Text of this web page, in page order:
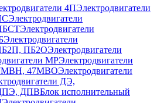
4ПЭлектродвигатели
Электродвигатели
Электродвигатели
Электродвигатели
ПБ2ОЭлектродвигатели
МРЭлектродвигатели
47МВОЭлектродвигатели
ДЭ,
ДПЭ, ДПВБлок исполнительный